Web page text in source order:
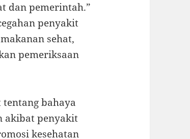
dan pemerintah.”
penyakit
sehat,
pemeriksaan
bahaya
akibat penyakit
kesehatan